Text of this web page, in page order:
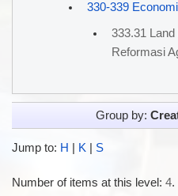
330-339
333.31
Reformasi
Group by:
Jump to: H | K | S
Number of items at this level: 4.